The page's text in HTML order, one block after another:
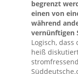
begrenzt
einen von
während
vernünftigen
Logisch,
heiß